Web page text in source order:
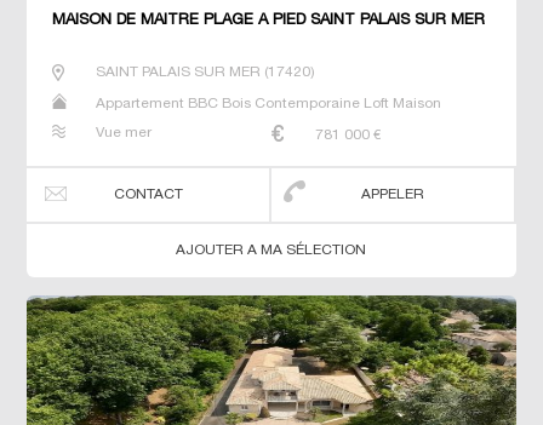
MAISON DE MAÎTRE PLAGE À PIED SAINT PALAIS SUR MER
SAINT PALAIS SUR MER (17420)
Appartement BBC Bois Contemporaine Loft Maison
Vue mer
781 000 €
CONTACT APPELER
AJOUTER A MA SÉLECTION